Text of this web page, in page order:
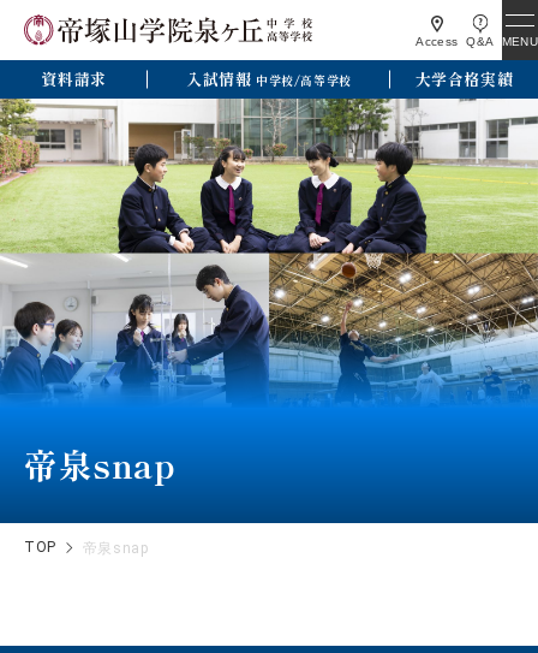
Access Q&A MENU
資料請求 入試情報 中学校/高等学校 大学合格実績
帝泉snap
TOP 帝泉snap